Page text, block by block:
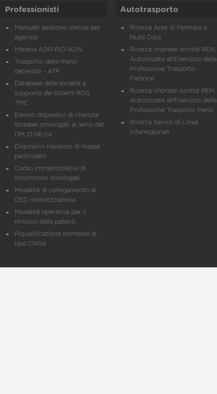
Professionisti
Manuale gestione utenze per
agenzie
Materia ADR-RID-ADN
Trasporto delle merci
deperibili - ATP
Database delle località a
supporto dei sistemi RDS
TMC
Elenco dispositivi di ritenuta
stradale omologati ai sensi del
DM 21.06.04
Dispositivi riduzioni di massa
particolato
Codici immatricolativi di
ciclomotori omologati
Modalità di collegamento al
CED motorizzazione
Modalità operative per il
rinnovo delle patenti
Riqualificazione bombole di
tipo CNG4
Autotrasporto
Ricerca Aree di Fermata e
Nulla Osta
Ricerca Imprese Iscritte REN
Autorizzate all'Esercizio della
Professione Trasporto
Persone
Ricerca Imprese iscritte REN
Autorizzate all'Esercizio della
Professione Trasporto Merci
Ricerca Servizi di Linea
Interregionali